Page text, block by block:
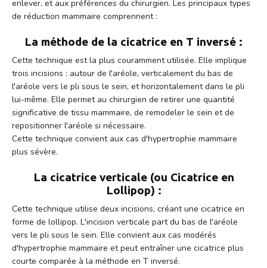
enlever, et aux préférences du chirurgien. Les principaux types
de réduction mammaire comprennent :
La méthode de la cicatrice en T inversé :
Cette technique est la plus couramment utilisée. Elle implique
trois incisions : autour de l'aréole, verticalement du bas de
l'aréole vers le pli sous le sein, et horizontalement dans le pli
lui-même. Elle permet au chirurgien de retirer une quantité
significative de tissu mammaire, de remodeler le sein et de
repositionner l'aréole si nécessaire.
Cette technique convient aux cas d'hypertrophie mammaire
plus sévère.
La cicatrice verticale (ou Cicatrice en
Lollipop) :
Cette technique utilise deux incisions, créant une cicatrice en
forme de lollipop. L'incision verticale part du bas de l'aréole
vers le pli sous le sein. Elle convient aux cas modérés
d'hypertrophie mammaire et peut entraîner une cicatrice plus
courte comparée à la méthode en T inversé.